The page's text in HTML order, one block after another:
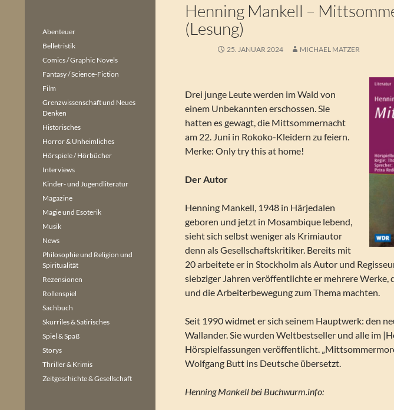
Henning Mankell –
(Lesung)
25. JANUAR 2024 MICHAEL MATZER
Drei junge Leute werden im Wald von
einem Unbekannten erschossen. Sie
hatten es gewagt, die Mittsommernacht
am 22. Juni in Rokoko-Kleidern zu feiern.
Merke: Only try this at home!
Der Autor
Henning Mankell, 1948 in Härjedalen
geboren und jetzt in Mosambique lebend,
sieht sich selbst weniger als Krimiautor
denn als Gesellschaftskritiker. Bereits mit
20 arbeitete er in Stockholm als Autor und
siebziger Jahren veröffentlichte er mehrere Werke,
und die Arbeiterbewegung zum Thema machten.
Seit 1990 widmet er sich seinem Hauptwerk: den
Wallander. Sie wurden Weltbestseller und alle im
Hörspielfassungen veröffentlicht.
Wolfgang Butt ins Deutsche übersetzt.
Henning Mankell bei Buchwurm.info:
Abenteuer
Belletristik
Comics / Graphic Novels
Fantasy / Science-Fiction
Film
Grenzwissenschaft und Neues
Denken
Historisches
Horror & Unheimliches
Hörspiele / Hörbücher
Interviews
Kinder- und Jugendliteratur
Magazine
Magie und Esoterik
Musik
News
Philosophie und Religion und
Spiritualität
Rezensionen
Rollenspiel
Sachbuch
Skurriles & Satirisches
Spiel & Spaß
Storys
Thriller & Krimis
Zeitgeschichte & Gesellschaft